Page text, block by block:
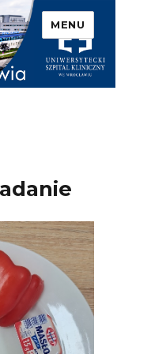
Szpital
–
zdrowia
MENU